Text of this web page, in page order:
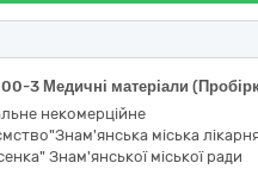
некомерційне
міська
Знам'янської міської ради